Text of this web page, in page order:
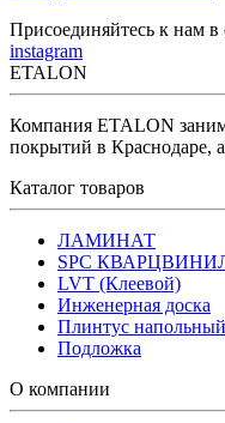
Присоединяйтесь к нам в
instagram
ETALON
Компания ETALON
покрытий в Краснодаре,
Каталог товаров
ЛАМИНАТ
SPC
LVT (Клеевой)
Инженерная доска
Плинтус напольный
Подложка
О компании